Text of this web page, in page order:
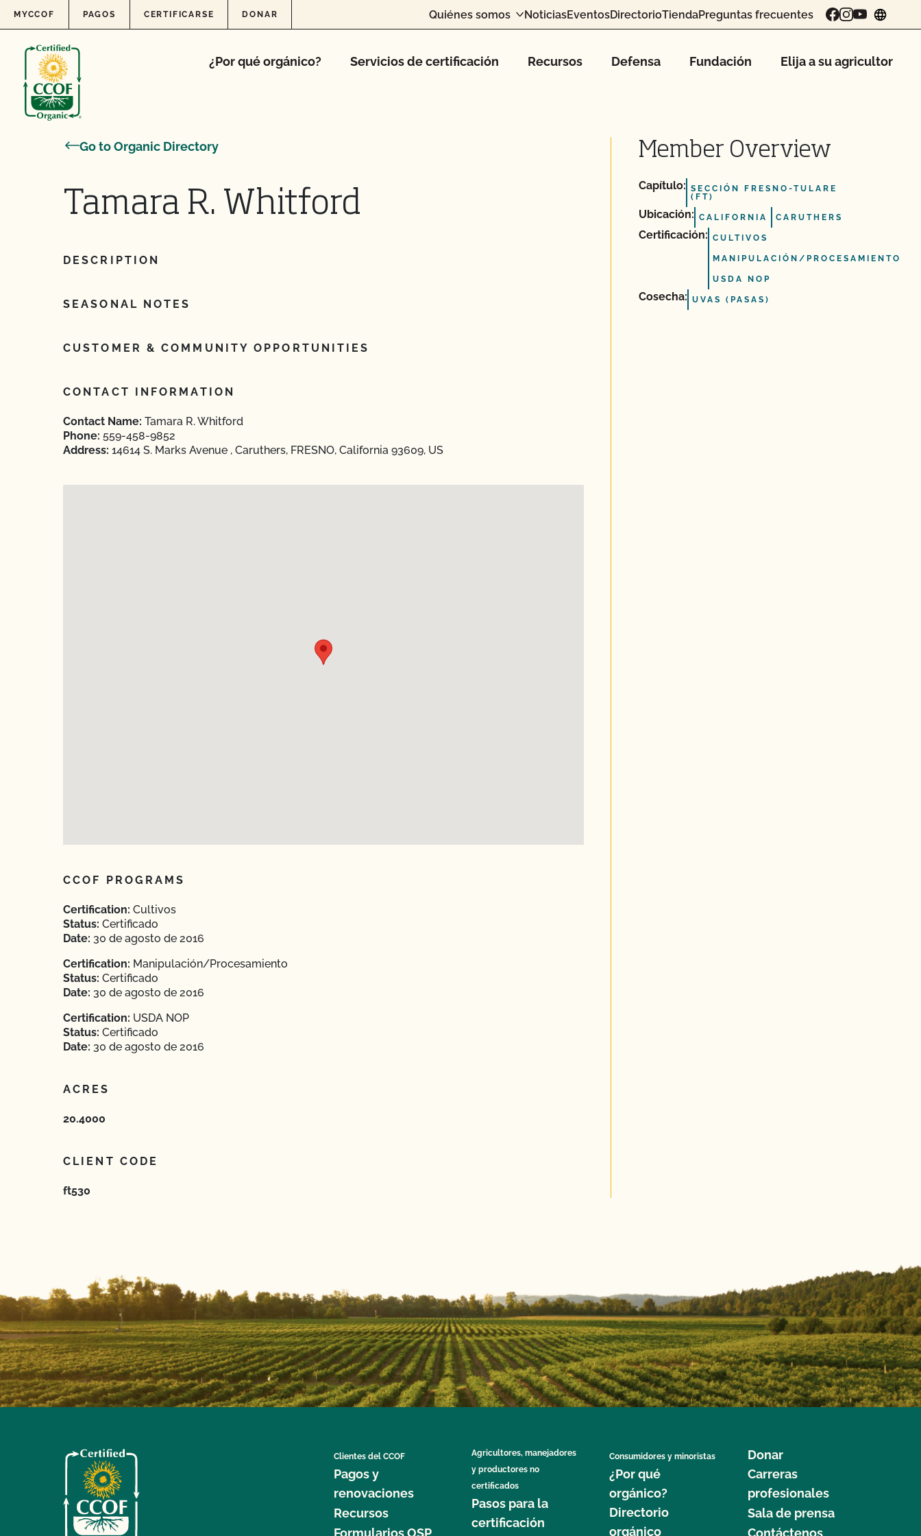
Skip to content
MYCCOF PAGOS CERTIFICARSE DONAR Quiénes somos NoticiasEventosDirectorioTiendaPreguntas frecuentes
¿Por qué orgánico? Servicios de certificación Recursos Defensa Fundación Elija a su agricultor
Go to Organic Directory
Tamara R. Whitford
DESCRIPTION
SEASONAL NOTES
CUSTOMER & COMMUNITY OPPORTUNITIES
CONTACT INFORMATION
Contact Name: Tamara R. Whitford
Phone: 559-458-9852
Address: 14614 S. Marks Avenue , Caruthers, FRESNO, California 93609, US
CCOF PROGRAMS
Certification: Cultivos
Status: Certificado
Date: 30 de agosto de 2016
Certification: Manipulación/Procesamiento
Status: Certificado
Date: 30 de agosto de 2016
Certification: USDA NOP
Status: Certificado
Date: 30 de agosto de 2016
ACRES
20.4000
CLIENT CODE
ft530
Member Overview
Capítulo: SECCIÓN FRESNO-TULARE
(FT)
Ubicación: CALIFORNIA CARUTHERS
Certificación: CULTIVOS
MANIPULACIÓN/PROCESAMIENTO
USDA NOP
Cosecha: UVAS (PASAS)
Clientes del CCOF
Pagos y
renovaciones
Recursos
Formularios OSP
Agricultores, manejadores
y productores no
certificados
Pasos para la
certificación
Consumidores y minoristas
¿Por qué
orgánico?
Directorio
orgánico
Donar
Carreras
profesionales
Sala de prensa
Contáctenos